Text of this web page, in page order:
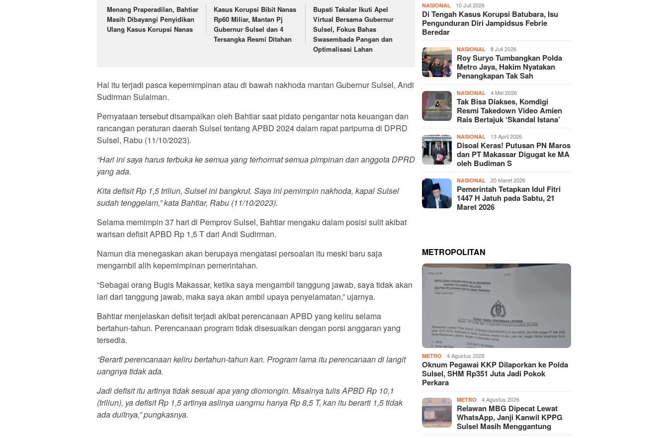
Menang Praperadilan, Bahtiar
Masih Dibayangi Penyidikan
Ulang Kasus Korupsi Nanas
Kasus Korupsi Bibit Nanas
Rp60 Miliar, Mantan Pj
Gubernur Sulsel dan 4
Tersangka Resmi Ditahan
Bupati Takalar Ikuti Apel
Virtual Bersama Gubernur
Sulsel, Fokus Bahas
Swasembada Pangan dan
Optimalisasi Lahan
Hal itu terjadi pasca kepemimpinan atau di bawah nakhoda mantan Gubernur Sulsel, Andi
Sudirman Sulaiman.
Pernyataan tersebut disampaikan oleh Bahtiar saat pidato pengantar nota keuangan dan
rancangan peraturan daerah Sulsel tentang APBD 2024 dalam rapat paripurna di DPRD
Sulsel, Rabu (11/10/2023).
“Hari ini saya harus terbuka ke semua yang terhormat semua pimpinan dan anggota DPRD
yang ada.
Kita defisit Rp 1,5 triliun, Sulsel ini bangkrut. Saya ini pemimpin nakhoda, kapal Sulsel
sudah tenggelam,” kata Bahtiar, Rabu (11/10/2023).
Selama memimpin 37 hari di Pemprov Sulsel, Bahtiar mengaku dalam posisi sulit akibat
warisan defisit APBD Rp 1,5 T dari Andi Sudirman.
Namun dia menegaskan akan berupaya mengatasi persoalan itu meski baru saja
mengambil alih kepemimpinan pemerintahan.
“Sebagai orang Bugis Makassar, ketika saya mengambil tanggung jawab, saya tidak akan
lari dari tanggung jawab, maka saya akan ambil upaya penyelamatan,” ujarnya.
Bahtiar menjelaskan defisit terjadi akibat perencanaan APBD yang keliru selama
bertahun-tahun. Perencanaan program tidak disesuaikan dengan porsi anggaran yang
tersedia.
“Berarti perencanaan keliru bertahun-tahun kan. Program lama itu perencanaan di langit
uangnya tidak ada.
Jadi defisit itu artinya tidak sesuai apa yang diomongin. Misalnya tulis APBD Rp 10,1
(triliun), ya defisit Rp 1,5 artinya aslinya uangmu hanya Rp 8,5 T, kan itu berarti 1,5 tidak
ada duitnya,” pungkasnya.
NASIONAL 10 Juli 2026
Di Tengah Kasus Korupsi Batubara, Isu
Pengunduran Diri Jampidsus Febrie
Beredar
NASIONAL 8 Juli 2026
Roy Suryo Tumbangkan Polda
Metro Jaya, Hakim Nyatakan
Penangkapan Tak Sah
NASIONAL 4 Mei 2026
Tak Bisa Diakses, Komdigi
Resmi Takedown Video Amien
Rais Bertajuk ‘Skandal Istana’
NASIONAL 13 April 2026
Disoal Keras! Putusan PN Maros
dan PT Makassar Digugat ke MA
oleh Budiman S
NASIONAL 20 Maret 2026
Pemerintah Tetapkan Idul Fitri
1447 H Jatuh pada Sabtu, 21
Maret 2026
METROPOLITAN
METRO 4 Agustus 2026
Oknum Pegawai KKP Dilaporkan ke Polda
Sulsel, SHM Rp351 Juta Jadi Pokok
Perkara
METRO 4 Agustus 2026
Relawan MBG Dipecat Lewat
WhatsApp, Janji Kanwil KPPG
Sulsel Masih Menggantung